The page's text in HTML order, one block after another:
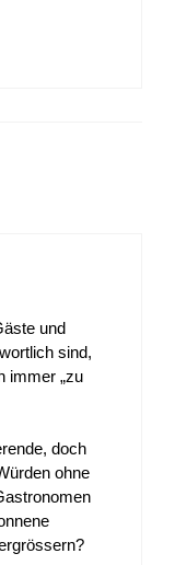
und
sind,
immer „zu
doch
ohne